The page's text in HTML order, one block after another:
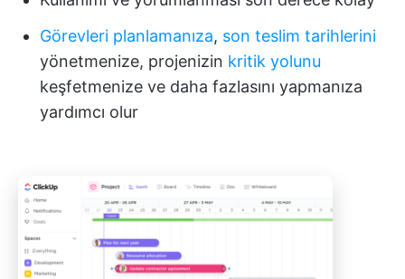
Görevleri planlamanıza, son teslim tarihlerini
yönetmenize, projenizin kritik yolunu
keşfetmenize ve daha fazlasını yapmanıza
yardımcı olur